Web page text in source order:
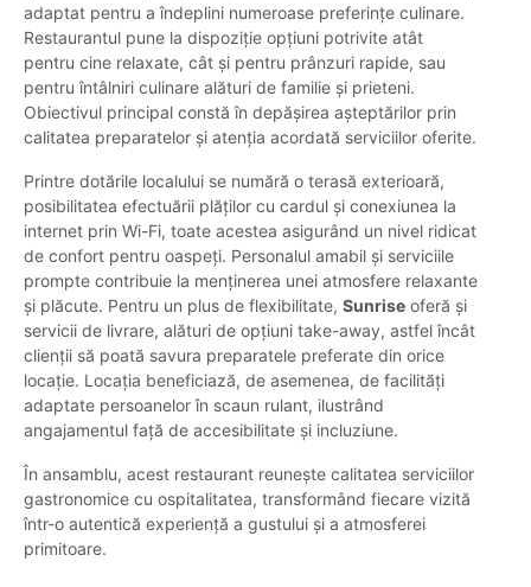
adaptat pentru a îndeplini numeroase preferințe culinare.
Restaurantul pune la dispoziție opțiuni potrivite atât
pentru cine relaxate, cât și pentru prânzuri rapide, sau
pentru întâlniri culinare alături de familie și prieteni.
Obiectivul principal constă în depășirea așteptărilor prin
calitatea preparatelor și atenția acordată serviciilor oferite.
Printre dotările localului se numără o terasă exterioară,
posibilitatea efectuării plăților cu cardul și conexiunea la
internet prin Wi-Fi, toate acestea asigurând un nivel ridicat
de confort pentru oaspeți. Personalul amabil și serviciile
prompte contribuie la menținerea unei atmosfere relaxante
și plăcute. Pentru un plus de flexibilitate, Sunrise oferă și
servicii de livrare, alături de opțiuni take-away, astfel încât
clienții să poată savura preparatele preferate din orice
locație. Locația beneficiază, de asemenea, de facilități
adaptate persoanelor în scaun rulant, ilustrând
angajamentul față de accesibilitate și incluziune.
În ansamblu, acest restaurant reunește calitatea serviciilor
gastronomice cu ospitalitatea, transformând fiecare vizită
într-o autentică experiență a gustului și a atmosferei
primitoare.